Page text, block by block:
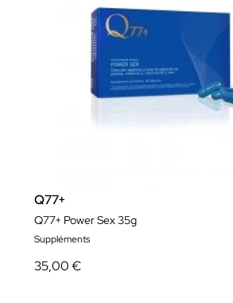
Q77+
Q77+ Power Sex 35g
Suppléments
35,00 €